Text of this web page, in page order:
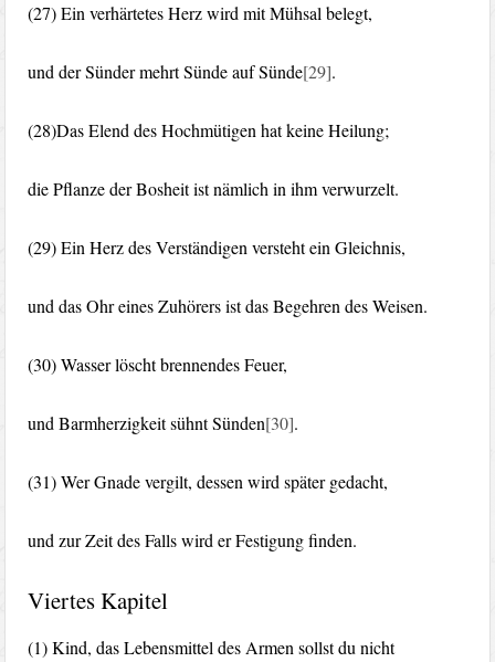
(27) Ein verhärtetes Herz wird mit Mühsal belegt,
und der Sünder mehrt Sünde auf Sünde[29].
(28)Das Elend des Hochmütigen hat keine Heilung;
die Pflanze der Bosheit ist nämlich in ihm verwurzelt.
(29) Ein Herz des Verständigen versteht ein Gleichnis,
und das Ohr eines Zuhörers ist das Begehren des Weisen.
(30) Wasser löscht brennendes Feuer,
und Barmherzigkeit sühnt Sünden[30].
(31) Wer Gnade vergilt, dessen wird später gedacht,
und zur Zeit des Falls wird er Festigung finden.
Viertes Kapitel
(1) Kind, das Lebensmittel des Armen sollst du nicht